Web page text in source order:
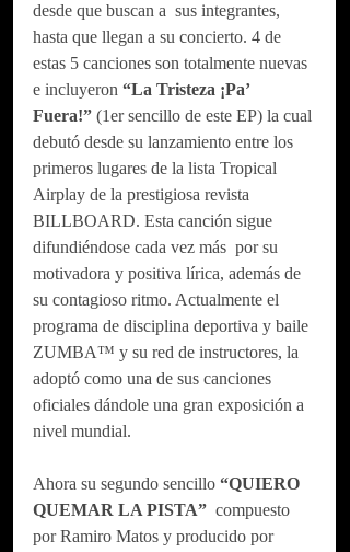
desde que buscan a  sus integrantes,
hasta que llegan a su concierto. 4 de
estas 5 canciones son totalmente nuevas
e incluyeron “La Tristeza ¡Pa’
Fuera!” (1er sencillo de este EP) la cual
debutó desde su lanzamiento entre los
primeros lugares de la lista Tropical
Airplay de la prestigiosa revista
BILLBOARD. Esta canción sigue
difundiéndose cada vez más  por su
motivadora y positiva lírica, además de
su contagioso ritmo. Actualmente el
programa de disciplina deportiva y baile
ZUMBA™️ y su red de instructores, la
adoptó como una de sus canciones
oficiales dándole una gran exposición a
nivel mundial.
Ahora su segundo sencillo “QUIERO
QUEMAR LA PISTA” compuesto
por Ramiro Matos y producido por